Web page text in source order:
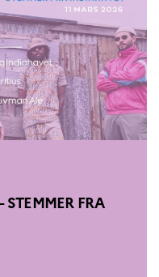
og
Norge på reise i
og
i
and
FRA